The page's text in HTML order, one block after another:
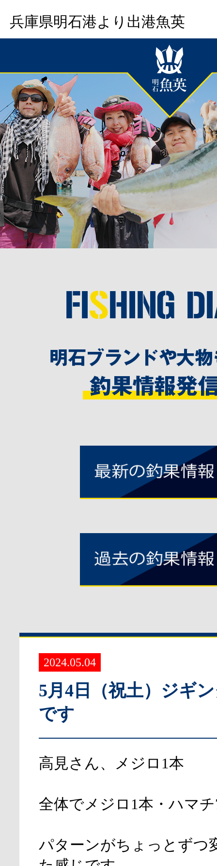
兵庫県明石港より出港魚英
2024.05.04
5月4日（祝土）ジギ
です
高見さん、メジロ1本
全体でメジロ1本・ハマ
パターンがちょっとずつ